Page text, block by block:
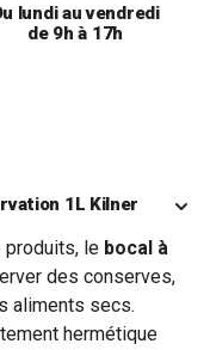
lundi au vendredi
de 9h à 17h
1L Kilner
produits, le bocal à
des conserves,
aliments secs.
hermétique